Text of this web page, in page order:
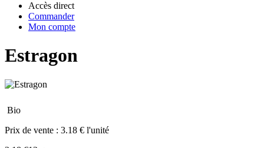
Accès direct
Commander
Mon compte
Estragon
Bio
Prix de vente : 3.18 € l'unité